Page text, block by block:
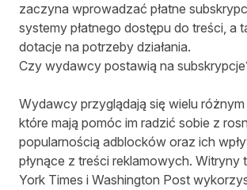
zaczyna wprowadzać płatne
systemy płatnego dostępu do treści, a
dotacje na potrzeby działania.
Czy wydawcy postawią na
Wydawcy przyglądają się wielu
które mają pomóc im radzić sobie z
popularnością adblocków oraz ich
płynące z treści reklamowych. Witryny
York Times i Washington Post